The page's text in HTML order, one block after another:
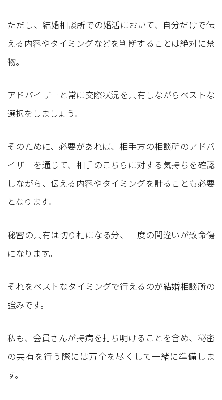
ただし、結婚相談所での婚活において、自分だけで伝
える内容やタイミングなどを判断することは絶対に禁
物。
アドバイザーと常に交際状況を共有しながらベストな
選択をしましょう。
そのために、必要があれば、相手方の相談所のアドバ
イザーを通じて、相手のこちらに対する気持ちを確認
しながら、伝える内容やタイミングを計ることも必要
となります。
秘密の共有は切り札になる分、一度の間違いが致命傷
になります。
それをベストなタイミングで行えるのが結婚相談所の
強みです。
私も、会員さんが持病を打ち明けることを含め、秘密
の共有を行う際には万全を尽くして一緒に準備しま
す。